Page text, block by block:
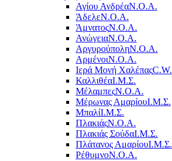
Αγίου ΑνδρέαΝ.Ο.Α.
ΆδελεΝ.Ο.Α.
ΆμνατοςΝ.Ο.Α.
ΑνώγειαΝ.Ο.Α.
ΑργυρούποληΝ.Ο.Α.
ΑρμένοιΝ.Ο.Α.
Ιερά Μονή ΧαλέπαςC.W.
ΚαλλιθέαΙ.Μ.Σ.
ΜέλαμπεςΝ.Ο.Α.
Μέρωνας ΑμαρίουΙ.Μ.Σ.
ΜπαλίΙ.Μ.Σ.
ΠλακιάςΝ.Ο.Α.
Πλακιάς ΣούδαΙ.Μ.Σ.
Πλάτανος ΑμαρίουΙ.Μ.Σ.
ΡέθυμνοΝ.Ο.Α.